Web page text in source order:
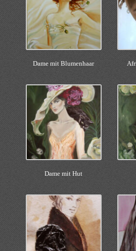
Dame mit Blumenhaar
Dame mit Hut